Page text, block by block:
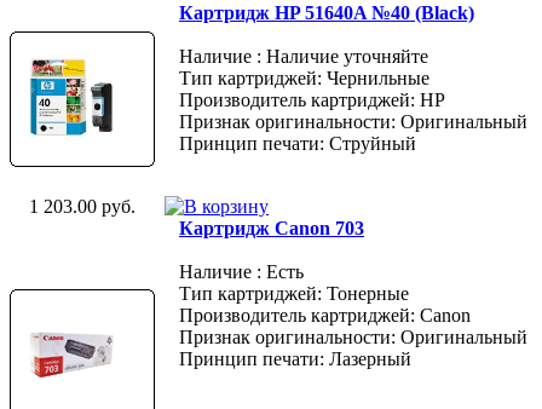
Картридж HP 51640A №40 (Black)
Наличие : Наличие уточняйте
Тип картриджей: Чернильные
Производитель картриджей: HP
Признак оригинальности: Оригинальный
Принцип печати: Струйный
1 203.00 руб.
Картридж Canon 703
Наличие : Есть
Тип картриджей: Тонерные
Производитель картриджей: Canon
Признак оригинальности: Оригинальный
Принцип печати: Лазерный